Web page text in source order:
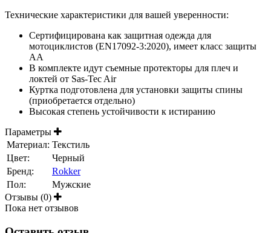
Технические характеристики для вашей уверенности:
Сертифицирована как защитная одежда для
мотоциклистов (EN17092-3:2020), имеет класс защиты
AA
В комплекте идут съемные протекторы для плеч и
локтей от Sas-Tec Air
Куртка подготовлена для установки защиты спины
(приобретается отдельно)
Высокая степень устойчивости к истиранию
Параметры
Материал: Текстиль
Цвет:
Черный
Бренд:
Rokker
Пол:
Мужские
Отзывы (0)
Пока нет отзывов